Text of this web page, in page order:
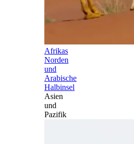
Afrikas
Norden
und
Arabische
Halbinsel
Asien
und
Pazifik